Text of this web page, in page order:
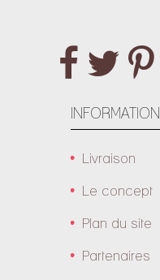
INFORMATION
Livraison
Le concept
Plan du site
Partenaires